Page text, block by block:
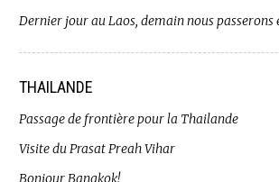
Dernier jour au Laos, demain nous passerons
THAILANDE
Passage de frontière pour la Thailande
Visite du Prasat Preah Vihar
Bonjour Bangkok!